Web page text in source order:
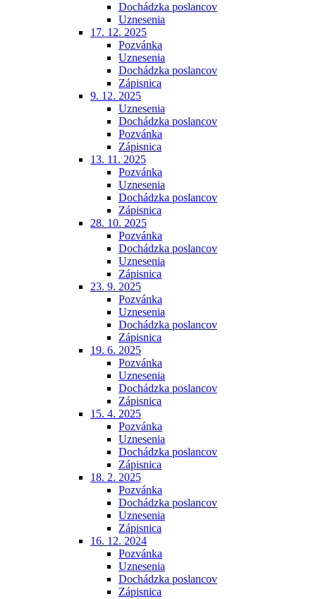
Dochádzka poslancov
Uznesenia
17. 12. 2025
Pozvánka
Uznesenia
Dochádzka poslancov
Zápisnica
9. 12. 2025
Uznesenia
Dochádzka poslancov
Pozvánka
Zápisnica
13. 11. 2025
Pozvánka
Uznesenia
Dochádzka poslancov
Zápisnica
28. 10. 2025
Pozvánka
Dochádzka poslancov
Uznesenia
Zápisnica
23. 9. 2025
Pozvánka
Uznesenia
Dochádzka poslancov
Zápisnica
19. 6. 2025
Pozvánka
Uznesenia
Dochádzka poslancov
Zápisnica
15. 4. 2025
Pozvánka
Uznesenia
Dochádzka poslancov
Zápisnica
18. 2. 2025
Pozvánka
Dochádzka poslancov
Uznesenia
Zápisnica
16. 12. 2024
Pozvánka
Uznesenia
Dochádzka poslancov
Zápisnica